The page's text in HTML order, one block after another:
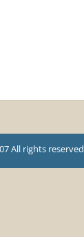
All rights reserved